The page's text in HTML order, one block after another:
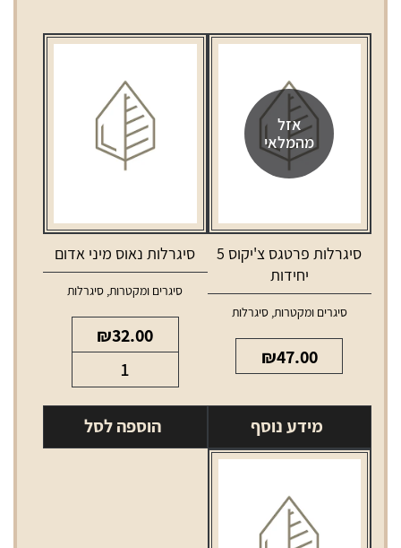
אזל
מהמלאי
סיגרלות פרטגס צ'יקוס 5
יחידות
סיגרים ומקטרות,סיגרלות
₪47.00
מידע נוסף
סיגרלות נאוס מיני אדום
סיגרים ומקטרות, סיגרלות
₪32.00
של
סיגרלות
נאוס
הוספה לסל